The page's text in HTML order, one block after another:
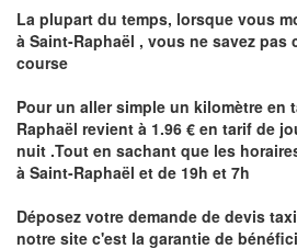
La plupart du temps, lorsque vous
à Saint-Raphaël , vous ne savez pas
course
Pour un aller simple un kilomètre en
Raphaël revient à 1.96 € en tarif de
nuit .Tout en sachant que les
à Saint-Raphaël et de 19h et 7h
Déposez votre demande de devis
notre site c'est la garantie de